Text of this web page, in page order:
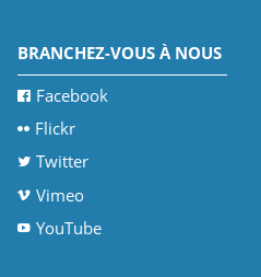
BRANCHEZ-VOUS À NOUS
Facebook
Flickr
Twitter
Vimeo
YouTube